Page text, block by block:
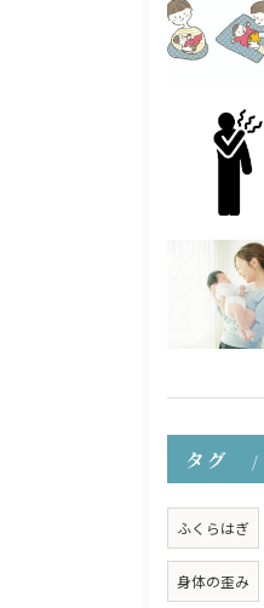
タグ
ふくらはぎ
身体の歪み